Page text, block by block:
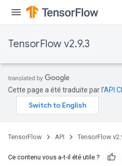
TensorFlow v2.9.3
Cette page a été traduite par l'API
TensorFlow API TensorFlow
Ce contenu vous a-t-il été utile ?